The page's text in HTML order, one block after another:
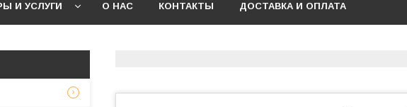
И УСЛУГИ О НАС КОНТАКТЫ ДОСТАВКА И ОПЛАТА